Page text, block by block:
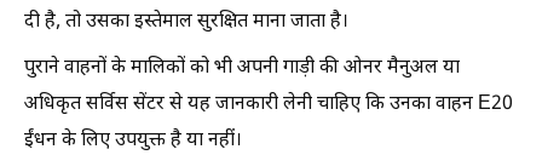
दी है, तो उसका इस्तेमाल सुरक्षित माना जाता है।
पुराने वाहनों के मालिकों को भी अपनी गाड़ी की ओनर मैनुअल या
अधिकृत सर्विस सेंटर से यह जानकारी लेनी चाहिए कि उनका वाहन E20
ईंधन के लिए उपयुक्त है या नहीं।